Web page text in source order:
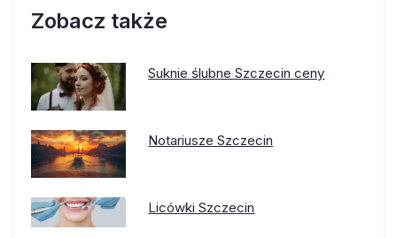
Zobacz także
Suknie ślubne Szczecin ceny
Notariusze Szczecin
Licówki Szczecin